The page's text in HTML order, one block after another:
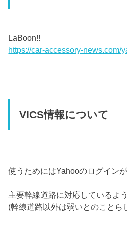
LaBoon!!
https://car-accessory-news.com/
VICS情報について
使うためにはYahooのログインが
主要幹線道路に対応しているよう
(幹線道路以外は弱いとのことら